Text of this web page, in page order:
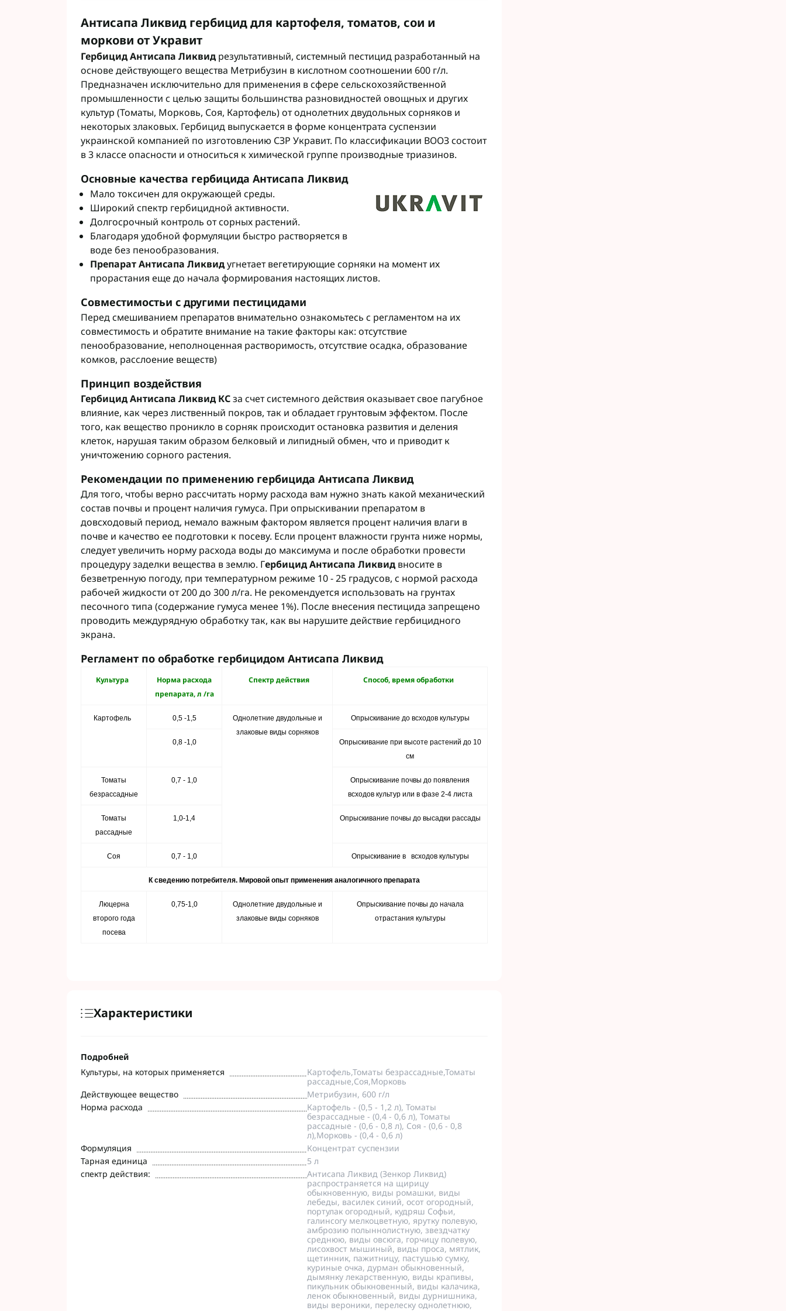
Фунгициды Corteva
Фунгициды Альфа Смарт Агро
Фунгициды Пест ЮА
Фунгициды Укравит
Фунгициды Химагромаркетинг
Фунгициды BASF
Фунгициды BAYER
Фунгициды FMC
Фунгициды NERTUS
Фунгициды Syngenta
Микроудобрения Humintech
Микроудобрения Альфа Смарт
Агро
Микроудобрения Укравит
Антисапа Ликвид гербицид для картофеля, томатов, сои и
моркови от Укравит
Гербицид Антисапа Ликвид результативный, системный пестицид разработанный на
основе действующего вещества Метрибузин в кислотном соотношении 600 г/л.
Предназначен исключительно для применения в сфере сельскохозяйственной
промышленности с целью защиты большинства разновидностей овощных и других
культур (Томаты, Морковь, Соя, Картофель) от однолетних двудольных сорняков и
некоторых злаковых. Гербицид выпускается в форме концентрата суспензии
украинской компанией по изготовлению СЗР Укравит. По классификации ВООЗ состоит
в 3 классе опасности и относиться к химической группе производные триазинов.
Основные качества гербицида Антисапа Ликвид
Мало токсичен для окружающей среды.
Широкий спектр гербицидной активности.
Долгосрочный контроль от сорных растений.
Благодаря удобной формуляции быстро растворяется в
воде без пенообразования.
Препарат Антисапа Ликвидугнетает вегетирующие сорняки на момент их
прорастания еще до начала формирования настоящих листов.
Совместимостьи с другими пестицидами
Перед смешиванием препаратов внимательно ознакомьтесь с регламентом на их
совместимость и обратите внимание на такие факторы как: отсутствие
пенообразование, неполноценная растворимость, отсутствие осадка, образование
комков, расслоение веществ)
Принцип воздействия
Гербицид Антисапа Ликвид КСза счет системного действия оказывает свое пагубное
влияние, как через лиственный покров, так и обладает грунтовым эффектом. После
того, как вещество проникло в сорняк происходит остановка развития и деления
клеток, нарушая таким образом белковый и липидный обмен, что и приводит к
уничтожению сорного растения.
Рекомендации по применению гербицида Антисапа Ликвид
Для того, чтобы верно рассчитать норму расхода вам нужно знать какой механический
состав почвы и процент наличия гумуса. При опрыскивании препаратом в
довсходовый период, немало важным фактором является процент наличия влаги в
почве и качество ее подготовки к посеву. Если процент влажности грунта ниже нормы,
следует увеличить норму расхода воды до максимума и после обработки провести
процедуру заделки вещества в землю. Гербицид Антисапа Ликвид вносите в
безветренную погоду, при температурном режиме 10 - 25 градусов, с нормой расхода
рабочей жидкости от 200 до 300 л/га. Не рекомендуется использовать на грунтах
песочного типа (содержание гумуса менее 1%). После внесения пестицида запрещено
проводить междурядную обработку так, как вы нарушите действие гербицидного
экрана.
Регламент по обработке гербицидом Антисапа Ликвид
Культура
Норма расхода
препарата, л /га
Спектр действия Способ, время обработки
Картофель 0,5 -1,5
Однолетние двудольные и
злаковые виды сорняков
Опрыскивание до всходов культуры
0,8 -1,0
Опрыскивание при высоте растений до 10
см
Томаты
безрассадные
0,7 - 1,0
Опрыскивание почвы до появления
всходов культур или в фазе 2-4 листа
Томаты
рассадные
1,0-1,4 Опрыскивание почвы до высадки рассады
Соя 0,7 - 1,0 Опрыскивание в всходов культуры
К сведению потребителя. Мировой опыт применения аналогичного препарата
Люцерна
второго года
посева
0,75-1,0
Однолетние двудольные и
злаковые виды сорняков
Опрыскивание почвы до начала
отрастания культуры
Характеристики
Подробней
Культуры, на которых применяется
Картофель,Томаты безрассадные,Томаты
рассадные,Соя,Морковь
Действующее вещество
Метрибузин, 600 г/л
Норма расхода
Картофель - (0,5 - 1,2 л), Томаты
безрассадные - (0,4 - 0,6 л), Томаты
рассадные - (0,6 - 0,8 л), Соя - (0,6 - 0,8
л),Морковь - (0,4 - 0,6 л)
Формуляция
Концентрат суспензии
Тарная единица
5 л
спектр действия:
Антисапа Ликвид (Зенкор Ликвид)
распространяется на щирицу
обыкновенную, виды ромашки, виды
лебеды, василек синий, осот огородный,
портулак огородный, кудряш Софьи,
галинсогу мелкоцветную, ярутку полевую,
амброзию полыннолистную, звездчатку
среднюю, виды овсюга, горчицу полевую,
лисохвост мышиный, виды проса, мятлик,
щетинник, пажитницу, пастушью сумку,
куриные очка, дурман обыкновенный,
дымянку лекарственную, виды крапивы,
пикульник обыкновенный, виды калачика,
ленок обыкновенный, виды дурнишника,
виды вероники, перелеску однолетнюю,